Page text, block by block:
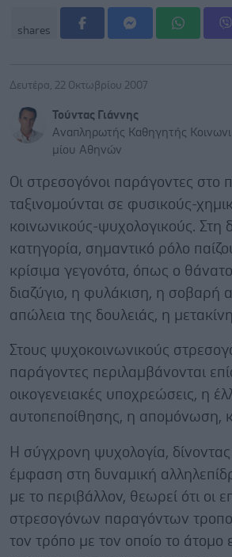
shares
Δευτέρα, 22 Οκτωβρίου 2007
Τούντας Γιάννης
Αναπληρωτής Καθηγητής
μίου Αθηνών
Oι στρεσογόνοι παράγοντες στο
ταξινομούνται σε φυσικούς-
κοινωνικούς-ψυχολογικούς. Στη
κατηγορία, σημαντικό ρόλο
κρίσιμα γεγονότα, όπως ο
διαζύγιο, η φυλάκιση, η σοβαρή
απώλεια της δουλειάς, η
Στους ψυχοκοινωνικούς
παράγοντες περιλαμβάνονται
οικογενειακές υποχρεώσεις, η
αυτοπεποίθησης, η απομόνωση,
Η σύγχρονη ψυχολογία, δίνοντας
έμφαση στη δυναμική
με το περιβάλλον, θεωρεί ότι οι
στρεσογόνων παραγόντων
τον τρόπο με τον οποίο το άτομο